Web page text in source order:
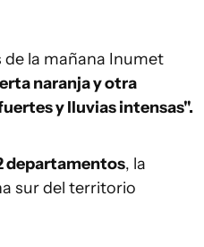
de la mañana Inumet
naranja y otra
y lluvias intensas".
departamentos, la
sur del territorio